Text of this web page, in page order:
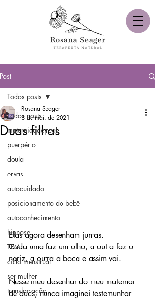
Post
Todos posts
maternidade real
puerpério
doula
ervas
autocuidado
posicionamento do bebê
autoconhecimento
hipnose
TPM
ciclo menstrual
ser mulher
translactação
Todos posts
Duas filhas
Rosana Seager
8 de mai. de 2021
Elas agora desenham juntas.
Cada uma faz um olho, a outra faz o
nariz, a outra a boca e assim vai.
Nesse meu desenhar do meu maternar
de duas, nunca imaginei testemunhar